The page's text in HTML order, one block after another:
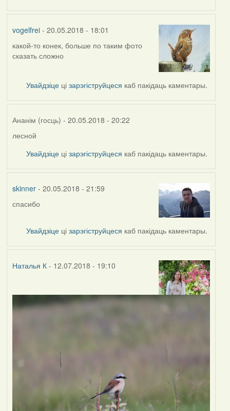
vogelfrei- 20.05.2018 - 18:01
In
reply
skinner
какой-то конек, больше по таким фото
сказать сложно
Увайдзіце цізарэгіструйцеся каб пакідаць каментары.
Ананім (госць) - 20.05.2018 - 20:22
In
reply
by
лесной
Увайдзіце цізарэгіструйцеся каб пакідаць каментары.
skinner- 20.05.2018 - 21:59
спасибо
Увайдзіце цізарэгіструйцеся каб пакідаць каментары.
Наталья К- 12.07.2018 - 19:10